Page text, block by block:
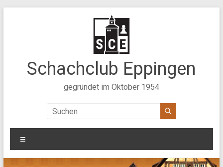
Schachclub Eppingen
gegründet im Oktober 1954